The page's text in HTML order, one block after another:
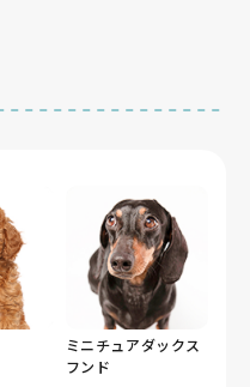
ミニチュアダックス
フンド